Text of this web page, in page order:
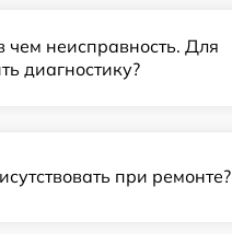
чем неисправность. Для
диагностику?
при ремонте?